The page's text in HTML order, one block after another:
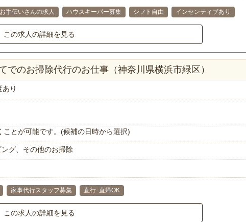
お手伝いさんの求人 ハウスキーパー募集 シフト自由 インセンティブあり
この求人の詳細を見る
のお掃除代行のお仕事（神奈川県横浜市緑区）
あり
とが可能です。(候補の日時から選択)
グ、その他のお掃除
家事代行スタッフ募集 直行･直帰OK
この求人の詳細を見る